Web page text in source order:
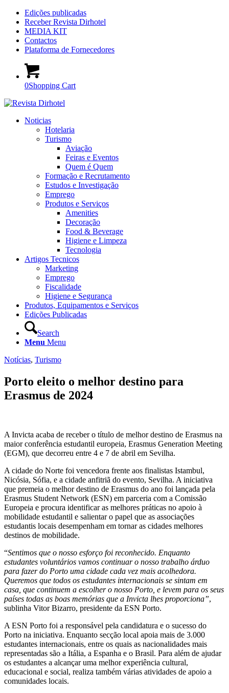
Edições publicadas
Receber Revista Dirhotel
MEDIA KIT
Contactos
Plataforma de Fornecedores
0Shopping Cart
Noticias
Hotelaria
Turismo
Aviação
Feiras e Eventos
Quem é Quem
Formação e Recrutamento
Estudos e Investigação
Emprego
Produtos e Serviços
Amenities
Decoração
Food & Beverage
Higiene e Limpeza
Tecnologia
Artigos Tecnicos
Marketing
Emprego
Fiscalidade
Higiene e Segurança
Produtos, Equipamentos e Serviços
Edições Publicadas
Search
Menu Menu
Notícias, Turismo
Porto eleito o melhor destino para
Erasmus de 2024
A Invicta acaba de receber o título de melhor destino de Erasmus na
maior conferência estudantil europeia, Erasmus Generation Meeting
(EGM), que decorreu entre 4 e 7 de abril em Sevilha.
A cidade do Norte foi vencedora frente aos finalistas Istambul,
Nicósia, Sófia, e a cidade anfitriã do evento, Sevilha. A iniciativa
que premeia o melhor destino de Erasmus do ano foi lançada pela
Erasmus Student Network (ESN) em parceria com a Comissão
Europeia e procura identificar as melhores práticas no apoio à
mobilidade estudantil e salientar o papel que as associações
estudantis locais desempenham em tornar as cidades melhores
destinos de mobilidade.
“Sentimos que o nosso esforço foi reconhecido. Enquanto
estudantes voluntários vamos continuar o nosso trabalho árduo
para fazer do Porto uma cidade cada vez mais acolhedora.
Queremos que todos os estudantes internacionais se sintam em
casa, que continuem a escolher o nosso Porto, e levem para os seus
países todas as boas memórias que a Invicta lhes proporciona”,
sublinha Vitor Bizarro, presidente da ESN Porto.
A ESN Porto foi a responsável pela candidatura e o sucesso do
Porto na iniciativa. Enquanto secção local apoia mais de 3.000
estudantes internacionais, entre os quais as nacionalidades mais
representadas são a Itália, a Espanha e o Brasil. Para além de ajudar
os estudantes a alcançar uma melhor experiência cultural,
educacional e social, realiza também várias atividades de apoio a
comunidades locais.